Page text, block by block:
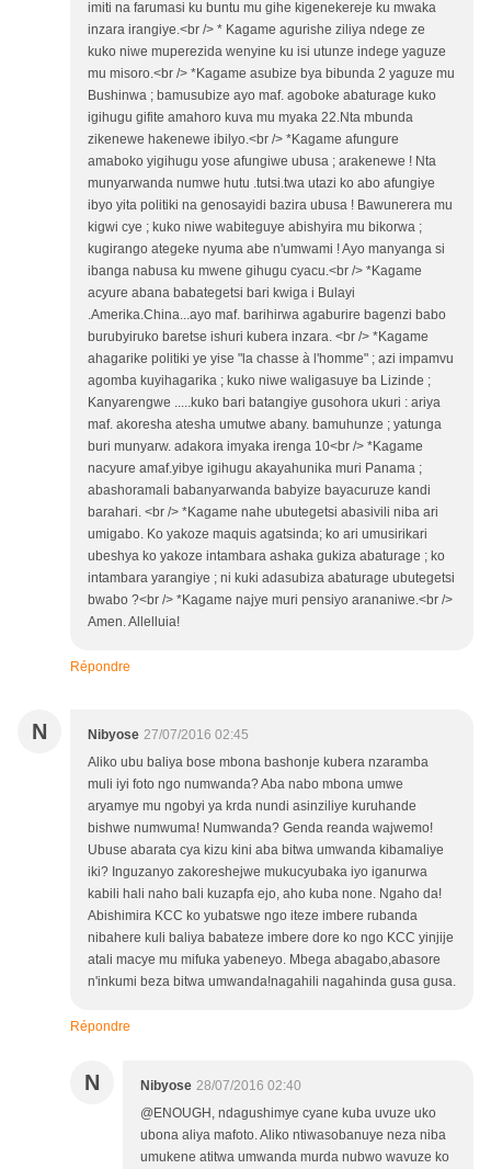
imiti na farumasi ku buntu mu gihe kigenekereje ku mwaka
inzara irangiye.<br /> * Kagame agurishe ziliya ndege ze
kuko niwe muperezida wenyine ku isi utunze indege yaguze
mu misoro.<br /> *Kagame asubize bya bibunda 2 yaguze mu
Bushinwa ; bamusubize ayo maf. agoboke abaturage kuko
igihugu gifite amahoro kuva mu myaka 22.Nta mbunda
zikenewe hakenewe ibilyo.<br /> *Kagame afungure
amaboko yigihugu yose afungiwe ubusa ; arakenewe ! Nta
munyarwanda numwe hutu .tutsi.twa utazi ko abo afungiye
ibyo yita politiki na genosayidi bazira ubusa ! Bawunerera mu
kigwi cye ; kuko niwe wabiteguye abishyira mu bikorwa ;
kugirango ategeke nyuma abe n'umwami ! Ayo manyanga si
ibanga nabusa ku mwene gihugu cyacu.<br /> *Kagame
acyure abana babategetsi bari kwiga i Bulayi
.Amerika.China...ayo maf. barihirwa agaburire bagenzi babo
burubyiruko baretse ishuri kubera inzara. <br /> *Kagame
ahagarike politiki ye yise "la chasse à l'homme" ; azi impamvu
agomba kuyihagarika ; kuko niwe waligasuye ba Lizinde ;
Kanyarengwe .....kuko bari batangiye gusohora ukuri : ariya
maf. akoresha atesha umutwe abany. bamuhunze ; yatunga
buri munyarw. adakora imyaka irenga 10<br /> *Kagame
nacyure amaf.yibye igihugu akayahunika muri Panama ;
abashoramali babanyarwanda babyize bayacuruze kandi
barahari. <br /> *Kagame nahe ubutegetsi abasivili niba ari
umigabo. Ko yakoze maquis agatsinda; ko ari umusirikari
ubeshya ko yakoze intambara ashaka gukiza abaturage ; ko
intambara yarangiye ; ni kuki adasubiza abaturage ubutegetsi
bwabo ?<br /> *Kagame najye muri pensiyo arananiwe.<br />
Amen. Allelluia!
Répondre
N Nibyose 27/07/2016 02:45
Aliko ubu baliya bose mbona bashonje kubera nzaramba
muli iyi foto ngo numwanda? Aba nabo mbona umwe
aryamye mu ngobyi ya krda nundi asinziliye kuruhande
bishwe numwuma! Numwanda? Genda reanda wajwemo!
Ubuse abarata cya kizu kini aba bitwa umwanda kibamaliye
iki? Inguzanyo zakoreshejwe mukucyubaka iyo iganurwa
kabili hali naho bali kuzapfa ejo, aho kuba none. Ngaho da!
Abishimira KCC ko yubatswe ngo iteze imbere rubanda
nibahere kuli baliya babateze imbere dore ko ngo KCC yinjije
atali macye mu mifuka yabeneyo. Mbega abagabo,abasore
n'inkumi beza bitwa umwanda!nagahili nagahinda gusa gusa.
Répondre
N Nibyose 28/07/2016 02:40
@ENOUGH, ndagushimye cyane kuba uvuze uko
ubona aliya mafoto. Aliko ntiwasobanuye neza niba
umukene atitwa umwanda murda nubwo wavuze ko